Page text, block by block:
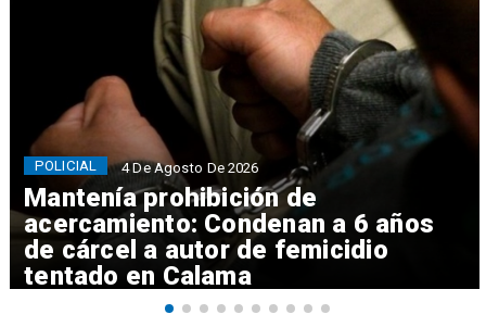
Mantenía prohibición de
acercamiento: Condenan a 6 años
de cárcel a autor de femicidio
tentado en Calama
POLICIAL 4 De Agosto De 2026